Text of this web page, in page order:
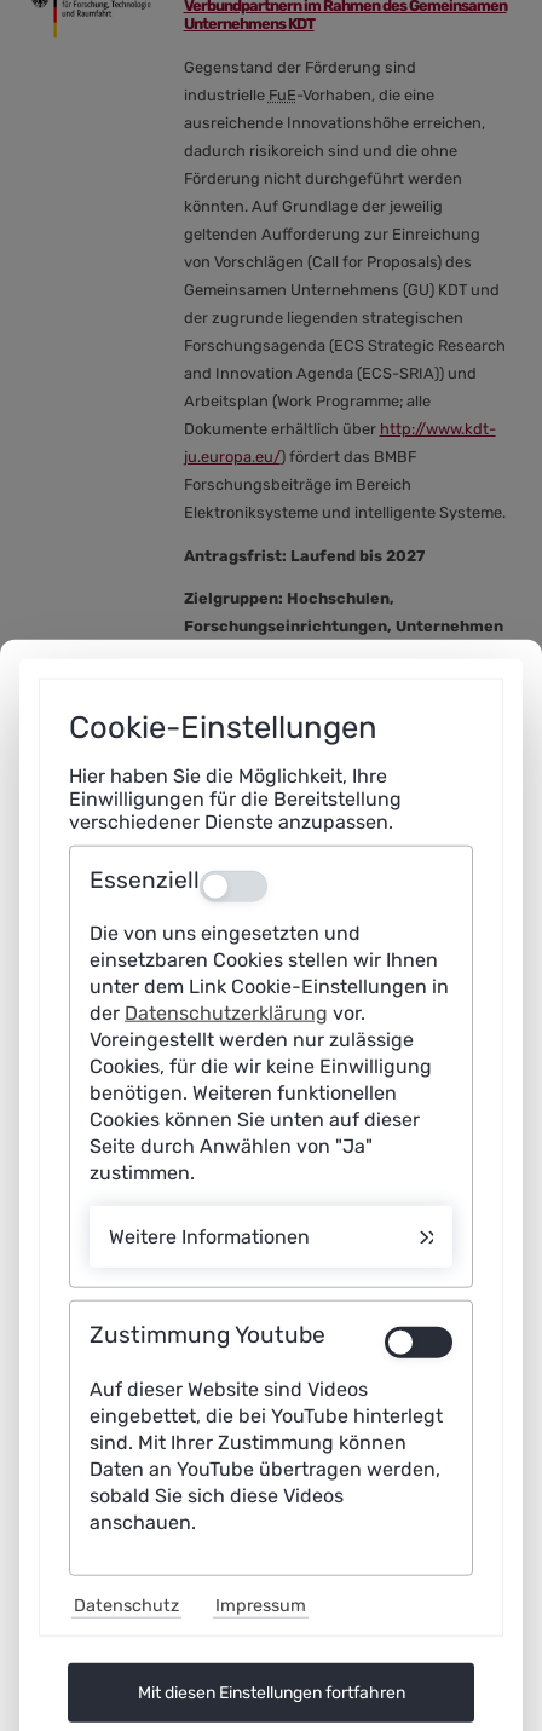
Verbundpartnern im Rahmen des Gemeinsamen
Unternehmens KDT
Gegenstand der Förderung sind
industrielle FuE-Vorhaben, die eine
ausreichende Innovationshöhe erreichen,
dadurch risikoreich sind und die ohne
Förderung nicht durchgeführt werden
könnten. Auf Grundlage der jeweilig
geltenden Aufforderung zur Einreichung
von Vorschlägen (Call for Proposals) des
Gemeinsamen Unternehmens (GU) KDT und
der zugrunde liegenden strategischen
Forschungsagenda (ECS Strategic Research
and Innovation Agenda (ECS-SRIA)) und
Arbeitsplan (Work Programme; alle
Dokumente erhältlich über http://www.kdt-
ju.europa.eu/) fördert das BMBF
Forschungsbeiträge im Bereich
Elektroniksysteme und intelligente Systeme.
Antragsfrist: Laufend bis 2027
Zielgruppen: Hochschulen,
Forschungseinrichtungen, Unternehmen
Das Förderprogramm zur Beschleunigung
des digitalen Wandels der europäischen
Wirtschaft, Industrie und Gesellschaft des
Bundesministeriums für Digitales und
Kommission will den bundesweiten Auf- und
Bereichen digitaler Technologien, ihre
Verbreitung (Erprobung,
anwendungsorientierte Umsetzung und
Rollout) und Akzeptanz in der
Privatwirtschaft, insbesondere in kleinen
und mittleren Unternehmen (KMU), aber
auch in der öffentlichen Verwaltung stärken.
Ein Förderbudget von etwa 1,7 Milliarden
Euro wird gezielt für die Entwicklung und
und öffentlichen Verwaltungen eingesetzt.
Ausbau von Test- und
Experimentiereinrichtungen für KI
unterstützt, um innovative Anwendungen
zu fördern.
Antragsfrist: Laufend bis 2027
Zielgruppen: Unternehmen (Fokus auf
KMUs), Forschungseinrichtungen,
Öffentliche Institutionen und Behörden
Postdoctoral Networking Tour in Artificial
Intelligence (Postdoc-NeT-AI)
Das BMBF-finanzierte Programm zielt
darauf, hochqualifizierte internationale
Cookie-Einstellungen
Hier haben Sie die Möglichkeit, Ihre
Einwilligungen für die Bereitstellung
verschiedener Dienste anzupassen.
Essenziell Aus
Die von uns eingesetzten und
einsetzbaren Cookies stellen wir Ihnen
unter dem Link Cookie-Einstellungen in
der Datenschutzerklärung vor.
Voreingestellt werden nur zulässige
Cookies, für die wir keine Einwilligung
benötigen. Weiteren funktionellen
Cookies können Sie unten auf dieser
Seite durch Anwählen von "Ja"
zustimmen.
Weitere Informationen
Zustimmung Youtube
Auf dieser Website sind Videos
eingebettet, die bei YouTube hinterlegt
sind. Mit Ihrer Zustimmung können
Daten an YouTube übertragen werden,
sobald Sie sich diese Videos
anschauen.
Datenschutz Impressum
Mit diesen Einstellungen fortfahren